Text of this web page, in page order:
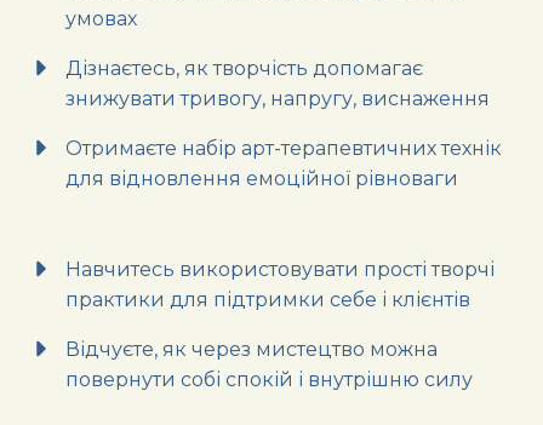
умовах
Дізнаєтесь, як творчість допомагає
знижувати тривогу, напругу, виснаження
Отримаєте набір арт-терапевтичних технік
для відновлення емоційної рівноваги
Навчитесь використовувати прості творчі
практики для підтримки себе і клієнтів
Відчуєте, як через мистецтво можна
повернути собі спокій і внутрішню силу